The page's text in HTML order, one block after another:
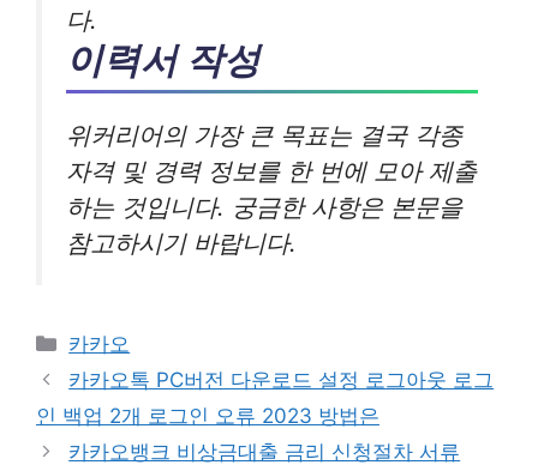
다.
이력서 작성
위커리어의 가장 큰 목표는 결국 각종
자격 및 경력 정보를 한 번에 모아 제출
하는 것입니다. 궁금한 사항은 본문을
참고하시기 바랍니다.
카
테
고
리
카카오
카카오톡 PC버전 다운로드 설정 로그아웃 로그
인 백업 2개 로그인 오류 2023 방법은
카카오뱅크 비상금대출 금리 신청절차 서류